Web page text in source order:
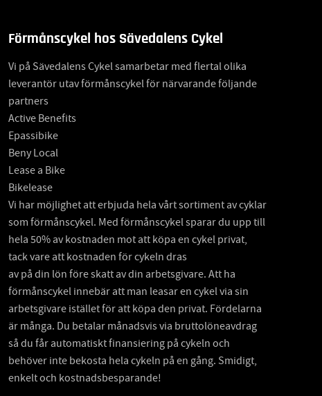
Förmånscykel hos Sävedalens Cykel
Vi på Sävedalens Cykel samarbetar med flertal olika
leverantör utav förmånscykel för närvarande följande
partners
Active Benefits
Epassibike
Beny Local
Lease a Bike
Bikelease
Vi har möjlighet att erbjuda hela vårt sortiment av cyklar
som förmånscykel. Med förmånscykel sparar du upp till
hela 50% av kostnaden mot att köpa en cykel privat,
tack vare att kostnaden för cykeln dras
av på din lön före skatt av din arbetsgivare. Att ha
förmånscykel innebär att man leasar en cykel via sin
arbetsgivare istället för att köpa den privat. Fördelarna
är många. Du betalar månadsvis via bruttolöneavdrag
så du får automatiskt finansiering på cykeln och
behöver inte bekosta hela cykeln på en gång. Smidigt,
enkelt och kostnadsbesparande!